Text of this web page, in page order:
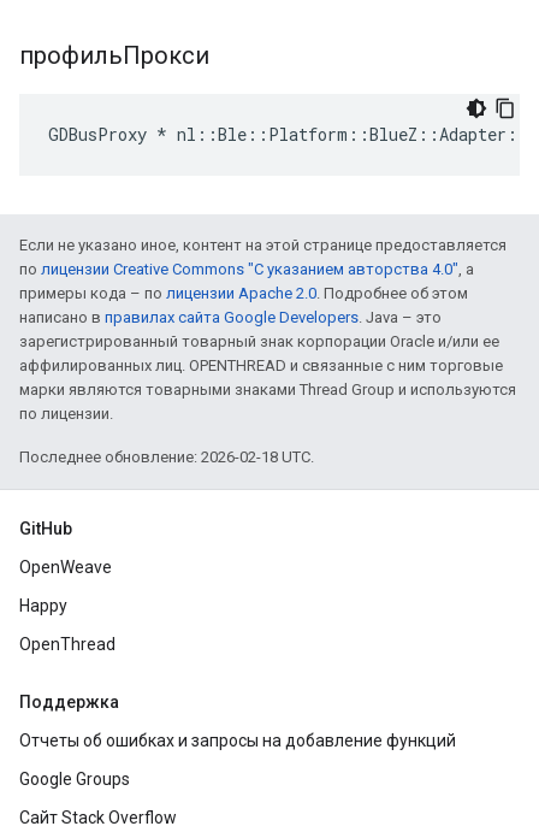
профильПрокси
GDBusProxy *
Если не указано иное, контент на этой странице предоставляется
по лицензии Creative Commons "С указанием авторства 4.0", а
примеры кода – по лицензии Apache 2.0. Подробнее об этом
написано в правилах сайта Google Developers. Java – это
зарегистрированный товарный знак корпорации Oracle и/или ее
аффилированных лиц. OPENTHREAD и связанные с ним торговые
марки являются товарными знаками Thread Group и используются
по лицензии.
Последнее обновление: 2026-02-18 UTC.
GitHub
OpenWeave
Happy
OpenThread
Поддержка
Отчеты об ошибках и запросы на добавление функций
Google Groups
Сайт Stack Overflow